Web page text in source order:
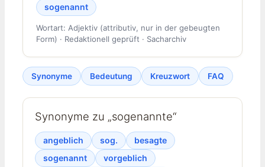
sogenannt
Wortart: Adjektiv (attributiv, nur in der gebeugten
Form) · Redaktionell geprüft · Sacharchiv
Synonyme Bedeutung Kreuzwort FAQ
Synonyme zu „sogenannte“
angeblich sog.
besagte
sogenannt
vorgeblich